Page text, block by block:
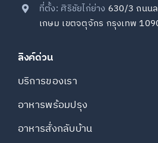
ที่ตั้ง: ศิริชัยไก่ย่าง 630/3 ถนน
เกษม เขตจตุจักร กรุงเทพ
ลิงค์ด่วน
บริการของเรา
อาหารพร้อมปรุง
อาหารสั่งกลับบ้าน